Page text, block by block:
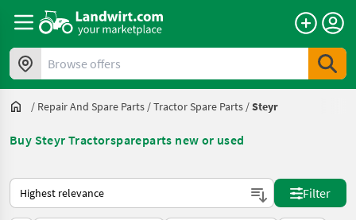
Browse offers
/ Repair And Spare Parts /Tractor Spare Parts /Steyr
Buy Steyr Tractorspareparts new or used
This is how sorting works on Landwirt.com
Filter